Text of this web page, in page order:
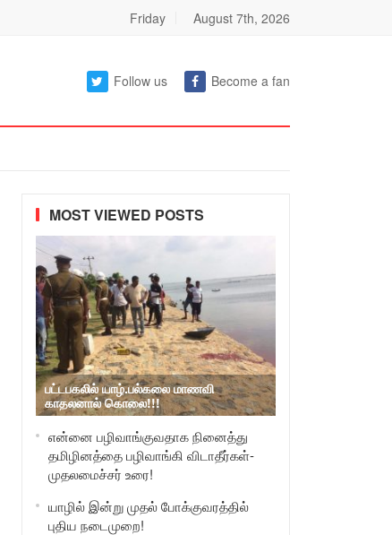
Friday August 7th, 2026
Follow us Become a fan
MOST VIEWED POSTS
பட்டபகலில் யாழ்.பல்கலை மாணவி
காதலனால் கொலை!!!
என்னை பழிவாங்குவதாக நினைத்து
தமிழினத்தை பழிவாங்கி விடாதீர்கள்-
முதலமைச்சர் உரை!
யாழில் இன்று முதல் போக்குவரத்தில்
புதிய நடைமுறை!